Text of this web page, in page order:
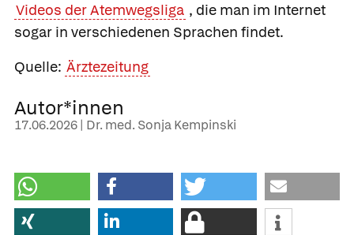
Videos der Atemwegsliga , die man im Internet
sogar in verschiedenen Sprachen findet.
Quelle: Ärztezeitung
Autor*innen
17.06.2026 | Dr. med. Sonja Kempinski